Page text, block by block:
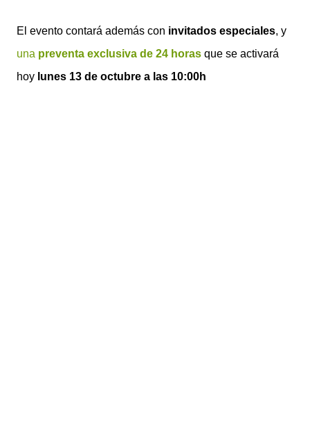
El evento contará además con invitados especiales, y
una preventa exclusiva de 24 horas que se activará
hoy lunes 13 de octubre a las 10:00h